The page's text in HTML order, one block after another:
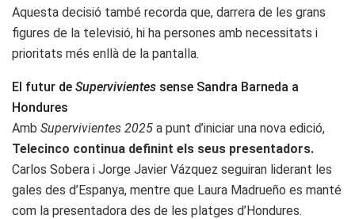
Aquesta decisió també recorda que, darrera de les grans
figures de la televisió, hi ha persones amb necessitats i
prioritats més enllà de la pantalla.
El futur de Supervivientes sense Sandra Barneda a
Hondures
Amb Supervivientes 2025 a punt d’iniciar una nova edició,
Telecinco continua definint els seus presentadors.
Carlos Sobera i Jorge Javier Vázquez seguiran liderant les
gales des d’Espanya, mentre que Laura Madrueño es manté
com la presentadora des de les platges d’Hondures.